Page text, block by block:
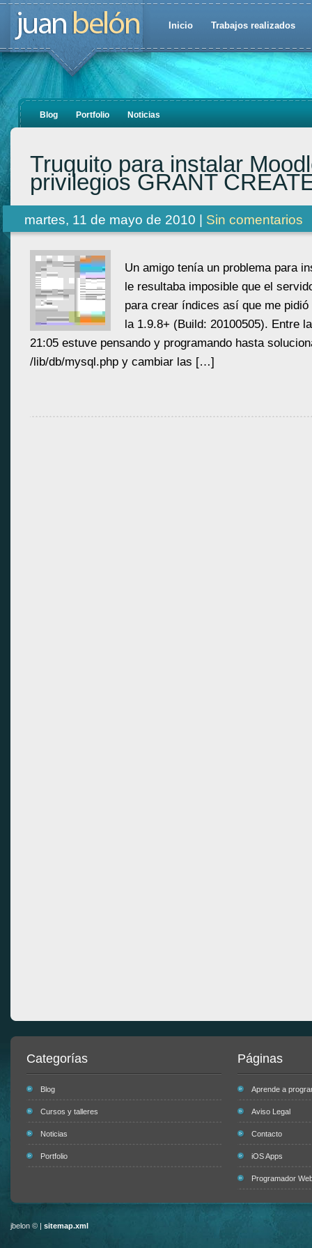
Inicio Trabajos realizados
Blog Portfolio Noticias
Truquito para instalar
privilegios GRANT
martes, 11 de mayo de 2010 | Sin comentarios
Un amigo tenía un problema para
le resultaba imposible que el
para crear índices así que me
la 1.9.8+ (Build: 20100505). Entre
21:05 estuve pensando y programando hasta
/lib/db/mysql.php y cambiar las […]
Categorías
Blog
Cursos y talleres
Noticias
Portfolio
Páginas
Aprende a
Aviso Legal
Contacto
iOS Apps
Programador
jbelon © | sitemap.xml